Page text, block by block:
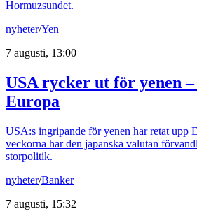
Hormuzsundet.
nyheter/Yen
7 augusti, 13:00
USA rycker ut för yenen
Europa
USA:s ingripande för yenen har retat upp
veckorna har den japanska valutan
storpolitik.
nyheter/Banker
7 augusti, 15:32